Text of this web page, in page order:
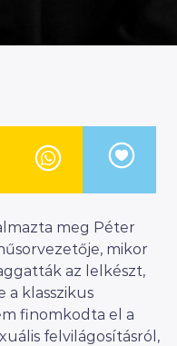
meg Péter
mikor
az lelkészt,
a klasszikus
finomkodta el a
felvilágosításról,